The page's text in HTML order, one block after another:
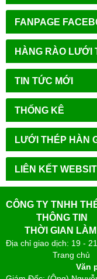
FANPAGE
HÀNG RÀO LƯỚI
TIN TỨC MỚI
THỐNG KÊ
LƯỚI THÉP HÀN
LIÊN KẾT
CÔNG TY TNHH
THÔNG TIN
THỜI GIAN LÀM
Địa chỉ giao dịch: 19 -
Trang chủ
Văn